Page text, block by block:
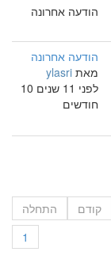
הודעה אחרונה
הודעה אחרונה
מאת ylasri
לפני 11 שנים 10
חודשים
התחלה קודם
1